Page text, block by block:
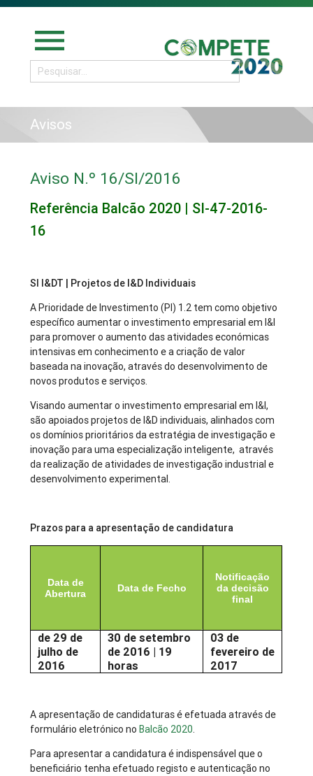
menu
Avisos
Aviso N.º 16/SI/2016
Referência Balcão 2020 | SI-47-2016-
16
SI I&DT | Projetos de I&D Individuais
A Prioridade de Investimento (PI) 1.2 tem como objetivo
específico aumentar o investimento empresarial em I&I
para promover o aumento das atividades económicas
intensivas em conhecimento e a criação de valor
baseada na inovação, através do desenvolvimento de
novos produtos e serviços.
Visando aumentar o investimento empresarial em I&I,
são apoiados projetos de I&D individuais, alinhados com
os domínios prioritários da estratégia de investigação e
inovação para uma especialização inteligente, através
da realização de atividades de investigação industrial e
desenvolvimento experimental.
Prazos para a apresentação de candidatura
Data de
Abertura
Data de Fecho
Notificação
da decisão
final
de 29 de
julho de
2016
30 de setembro
de 2016 | 19
horas
03 de
fevereiro de
2017
A apresentação de candidaturas é efetuada através de
formulário eletrónico no Balcão 2020.
Para apresentar a candidatura é indispensável que o
beneficiário tenha efetuado registo e autenticação no